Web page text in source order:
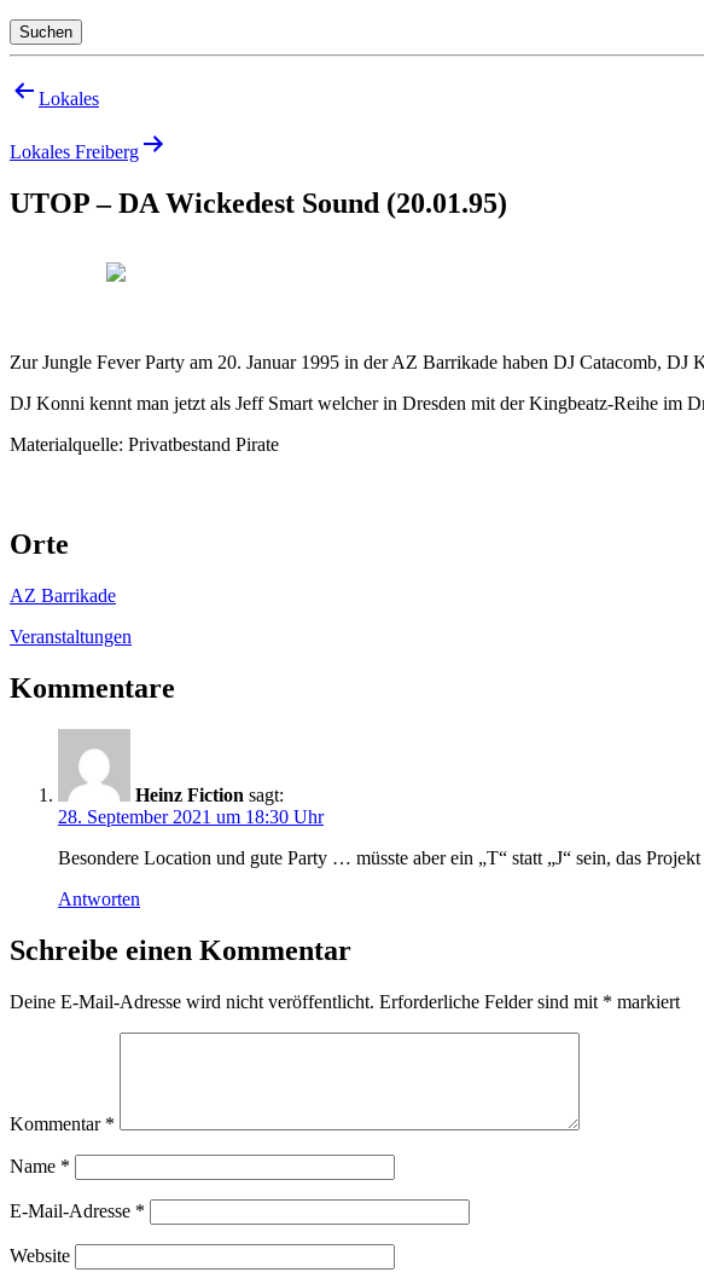
Suchen
Beitragsnavigation
Lokales
Lokales Freiberg
UTOP – DA Wickedest Sound (20.01.95)
Zur Jungle Fever Party am 20. Januar 1995 in der AZ Barrikade haben DJ Catacomb,
DJ Konni kennt man jetzt als Jeff Smart welcher in Dresden mit der Kingbeatz-Reihe im
Materialquelle: Privatbestand Pirate
Orte
AZ Barrikade
Veranstaltungen
Kommentare
Heinz Fiction sagt:
28. September 2021 um 18:30 Uhr
Besondere Location und gute Party … müsste aber ein „T“ statt „J“ sein, das
Antworten
Schreibe einen Kommentar
Deine E-Mail-Adresse wird nicht veröffentlicht. Erforderliche Felder sind mit * markiert
Kommentar *
Name *
E-Mail-Adresse *
Website